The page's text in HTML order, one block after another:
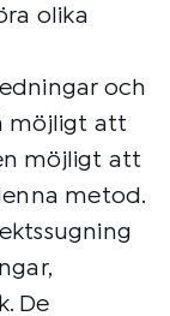
olika
och
möjligt att
möjligt att
metod.
De